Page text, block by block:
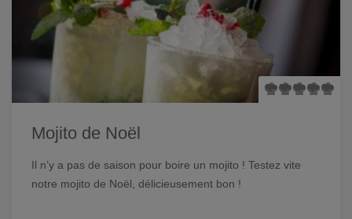
Mojito de Noël
Il n’y a pas de saison pour boire un mojito ! Testez vite
notre mojito de Noël, délicieusement bon !